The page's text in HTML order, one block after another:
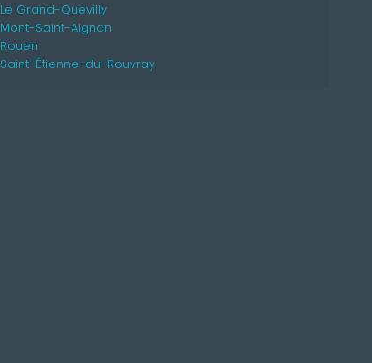
Le Grand-Quevilly
Mont-Saint-Aignan
Rouen
Saint-Étienne-du-Rouvray